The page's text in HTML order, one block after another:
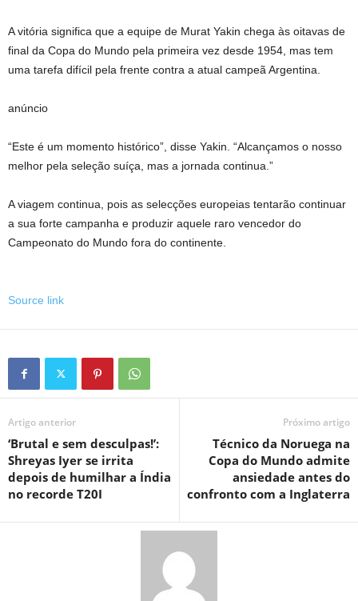
A vitória significa que a equipe de Murat Yakin chega às oitavas de
final da Copa do Mundo pela primeira vez desde 1954, mas tem
uma tarefa difícil pela frente contra a atual campeã Argentina.
anúncio
“Este é um momento histórico”, disse Yakin. “Alcançamos o nosso
melhor pela seleção suíça, mas a jornada continua.”
A viagem continua, pois as selecções europeias tentarão continuar
a sua forte campanha e produzir aquele raro vencedor do
Campeonato do Mundo fora do continente.
Source link
Artigo anterior
‘Brutal e sem desculpas!’:
Shreyas Iyer se irrita
depois de humilhar a Índia
no recorde T20I
Próximo artigo
Técnico da Noruega na
Copa do Mundo admite
ansiedade antes do
confronto com a Inglaterra